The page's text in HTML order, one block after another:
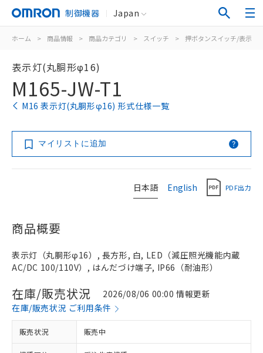
制御機器 Japan
ホーム > 商品情報 > 商品カテゴリ > スイッチ > 押ボタンスイッチ/表示灯
表示灯(丸胴形φ16)
M165-JW-T1
M16 表示灯(丸胴形φ16) 形式仕様一覧
マイリストに追加
日本語 English PDF出力
商品概要
表示灯（丸胴形φ16）, 長方形, 白, LED（減圧照光機能内蔵
AC/DC 100/110V）, はんだづけ端子, IP66（耐油形）
在庫/販売状況
2026/08/06 00:00 情報更新
在庫/販売状況 ご利用条件
販売状況 販売中